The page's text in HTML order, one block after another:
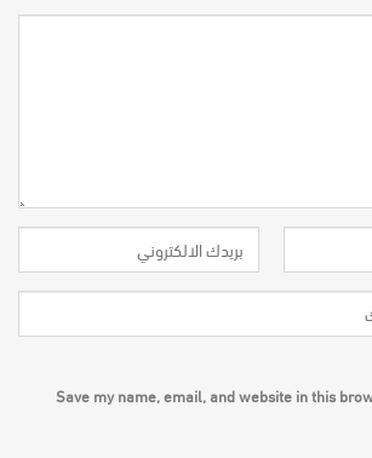
Save my name, email, and website in this